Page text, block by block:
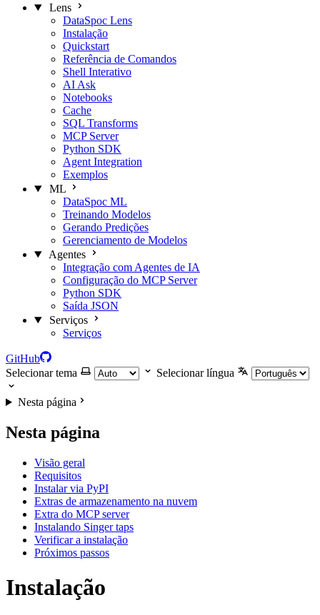
Lens
DataSpoc Lens
Instalação
Quickstart
Referência de Comandos
Shell Interativo
AI Ask
Notebooks
Cache
SQL Transforms
MCP Server
Python SDK
Agent Integration
Exemplos
ML
DataSpoc ML
Treinando Modelos
Gerando Predições
Gerenciamento de Modelos
Agentes
Integração com Agentes de IA
Configuração do MCP Server
Python SDK
Saída JSON
Serviços
Serviços
GitHub
Selecionar tema
Selecionar língua
Nesta página
Nesta página
Visão geral
Requisitos
Instalar via PyPI
Extras de armazenamento na nuvem
Extra do MCP server
Instalando Singer taps
Verificar a instalação
Próximos passos
Instalação